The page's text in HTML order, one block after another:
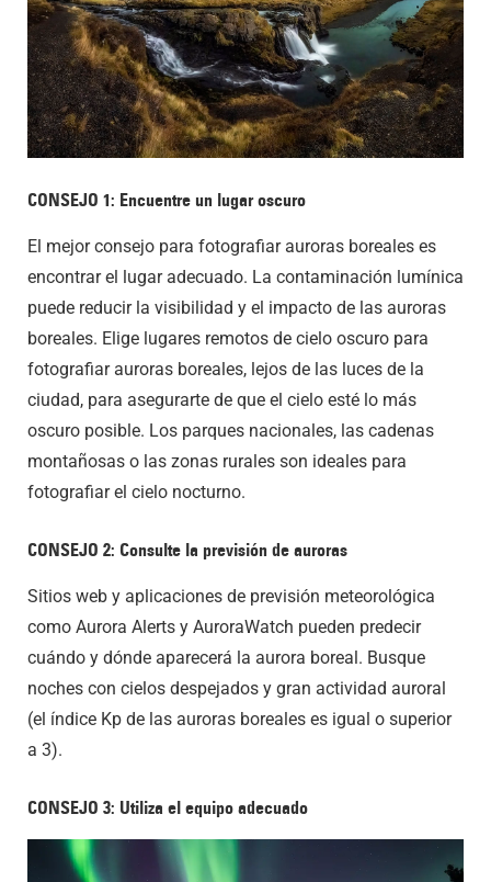
CONSEJO 1: Encuentre un lugar oscuro
El mejor consejo para fotografiar auroras boreales es
encontrar el lugar adecuado. La contaminación lumínica
puede reducir la visibilidad y el impacto de las auroras
boreales. Elige lugares remotos de cielo oscuro para
fotografiar auroras boreales, lejos de las luces de la
ciudad, para asegurarte de que el cielo esté lo más
oscuro posible. Los parques nacionales, las cadenas
montañosas o las zonas rurales son ideales para
fotografiar el cielo nocturno.
CONSEJO 2: Consulte la previsión de auroras
Sitios web y aplicaciones de previsión meteorológica
como Aurora Alerts y AuroraWatch pueden predecir
cuándo y dónde aparecerá la aurora boreal. Busque
noches con cielos despejados y gran actividad auroral
(el índice Kp de las auroras boreales es igual o superior
a 3).
CONSEJO 3: Utiliza el equipo adecuado